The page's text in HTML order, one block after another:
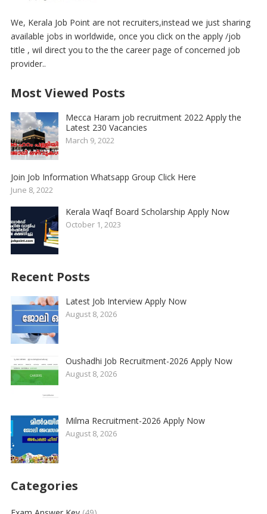
We, Kerala Job Point are not recruiters,instead we just sharing
available jobs in worldwide, once you click on the apply /job
title , wil direct you to the the career page of concerned job
provider..
Most Viewed Posts
Mecca Haram job recruitment 2022 Apply the
Latest 230 Vacancies
March 9, 2022
Join Job Information Whatsapp Group Click Here
June 8, 2022
Kerala Waqf Board Scholarship Apply Now
October 1, 2023
Recent Posts
Latest Job Interview Apply Now
August 8, 2026
Oushadhi Job Recruitment-2026 Apply Now
August 8, 2026
Milma Recruitment-2026 Apply Now
August 8, 2026
Categories